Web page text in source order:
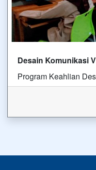
Desain Komunikasi
Program Keahlian